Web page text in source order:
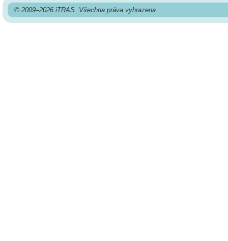
© 2009–2026 iTRAS. Všechna práva vyhrazena.